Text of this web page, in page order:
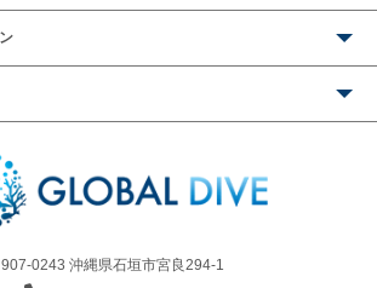
0243 沖縄県石垣市宮良294-1